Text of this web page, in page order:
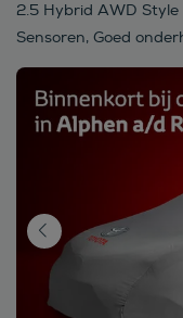
2.5 Hybrid AWD Style
Sensoren, Goed